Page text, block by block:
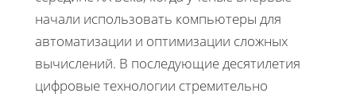
начали использовать компьютеры для
автоматизации и оптимизации сложных
вычислений. В последующие десятилетия
цифровые технологии стремительно